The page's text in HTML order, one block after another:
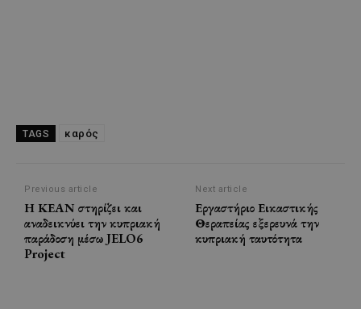
TAGS καρός
Previous article
Η ΚΕΑΝ στηρίζει και
αναδεικνύει την κυπριακή
παράδοση μέσω JELO6
Project
Next article
Εργαστήριο Εικαστικής
Θεραπείας εξερευνά την
κυπριακή ταυτότητα